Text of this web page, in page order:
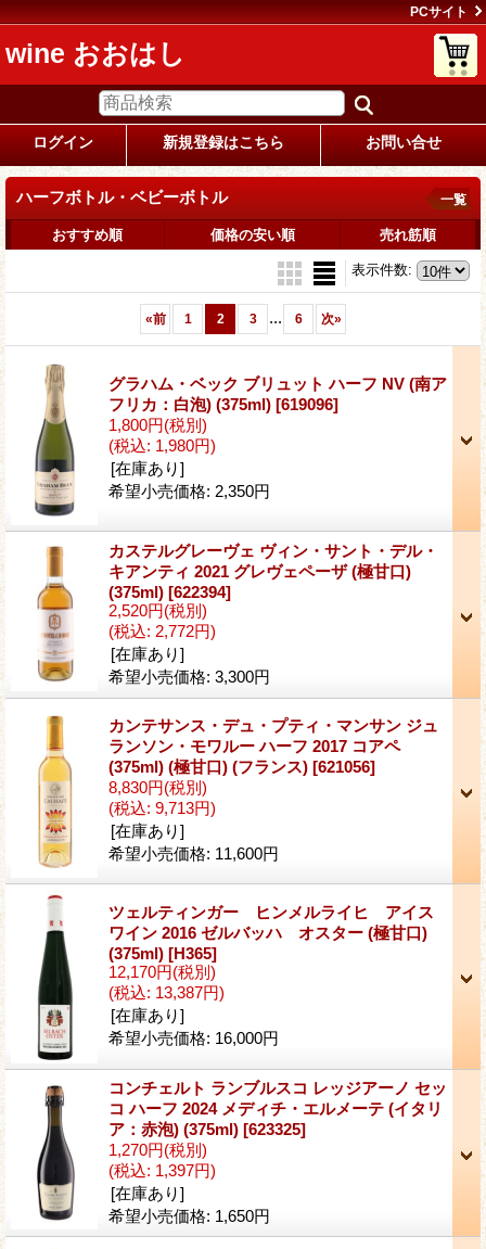
PCサイト
wine おおはし
ログイン 新規登録はこちら お問い合せ
ハーフボトル・ベビーボトル 一覧
おすすめ順 価格の安い順 売れ筋順
表示件数:
«前 1 2 3 ... 6 次»
グラハム・ベック ブリュット ハーフ NV (南ア
フリカ：白泡) (375ml) [619096]
1,800円(税別)
(税込: 1,980円)
[在庫あり]
希望小売価格: 2,350円
カステルグレーヴェ ヴィン・サント・デル・
キアンティ 2021 グレヴェペーザ (極甘口)
(375ml) [622394]
2,520円(税別)
(税込: 2,772円)
[在庫あり]
希望小売価格: 3,300円
カンテサンス・デュ・プティ・マンサン ジュ
ランソン・モワルー ハーフ 2017 コアペ
(375ml) (極甘口) (フランス) [621056]
8,830円(税別)
(税込: 9,713円)
[在庫あり]
希望小売価格: 11,600円
ツェルティンガー ヒンメルライヒ アイス
ワイン 2016 ゼルバッハ オスター (極甘口)
(375ml) [H365]
12,170円(税別)
(税込: 13,387円)
[在庫あり]
希望小売価格: 16,000円
コンチェルト ランブルスコ レッジアーノ セッ
コ ハーフ 2024 メディチ・エルメーテ (イタリ
ア：赤泡) (375ml) [623325]
1,270円(税別)
(税込: 1,397円)
[在庫あり]
希望小売価格: 1,650円